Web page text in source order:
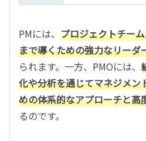
PMには、 プロジェクトチー
まで導くための強力なリーダ
られます。一方、PMOには、
化や分析を通じてマネジメン
めの体系的なアプローチと高
るのです。